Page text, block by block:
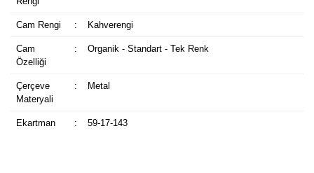
Cam Rengi : Kahverengi
Cam
Özelliği
: Organik - Standart - Tek Renk
Çerçeve
Materyali
: Metal
Ekartman : 59-17-143